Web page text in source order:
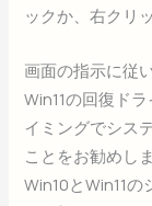
ックか、右クリ
画面の指示に従
Win11の回復ド
イミングでシス
ことをお勧めし
Win10とWin11